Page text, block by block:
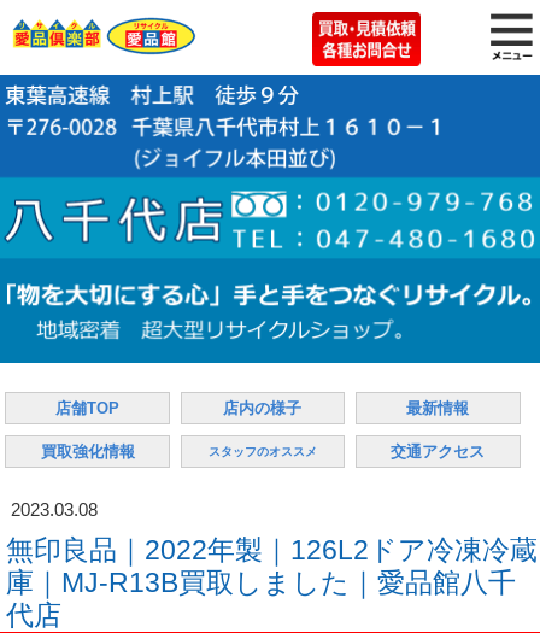
店舗TOP 店内の様子 最新情報
買取強化情報 スタッフのオススメ 交通アクセス
2023.03.08
無印良品｜2022年製｜126L2ドア冷凍冷蔵
庫｜MJ-R13B買取しました｜愛品館八千
代店